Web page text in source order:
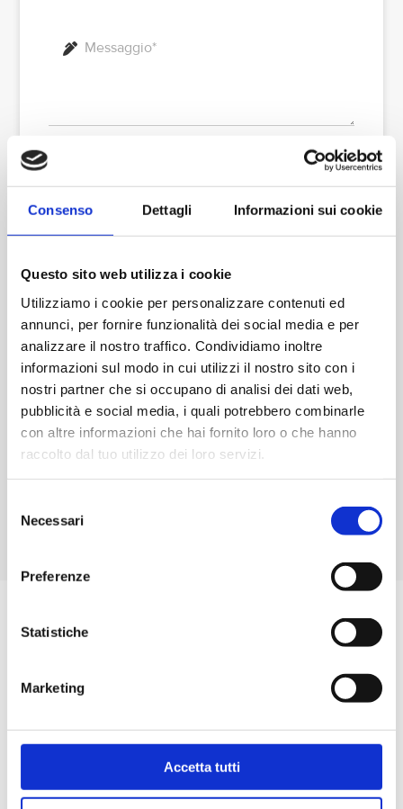
Consenso Dettagli Informazioni sui cookie
Questo sito web utilizza i cookie
Utilizziamo i cookie per personalizzare contenuti ed
annunci, per fornire funzionalità dei social media e per
analizzare il nostro traffico. Condividiamo inoltre
informazioni sul modo in cui utilizzi il nostro sito con i
nostri partner che si occupano di analisi dei dati web,
pubblicità e social media, i quali potrebbero combinarle
con altre informazioni che hai fornito loro o che hanno
raccolto dal tuo utilizzo dei loro servizi.
delNecessari
Preferenze
Statistiche
Marketing
Accetta tutti
personali di Ferrario Bomboniere.
I dati forniti saranno gestiti unicamente per dare
seguito alle vostre richieste e non saranno ceduti a
Invia